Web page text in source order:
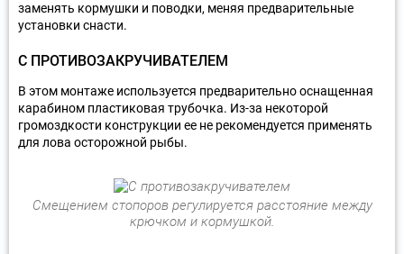
заменять кормушки и поводки, меняя предварительные
установки снасти.
С ПРОТИВОЗАКРУЧИВАТЕЛЕМ
В этом монтаже используется предварительно оснащенная
карабином пластиковая трубочка. Из-за некоторой
громоздкости конструкции ее не рекомендуется применять
для лова осторожной рыбы.
Смещением стопоров регулируется расстояние между
крючком и кормушкой.